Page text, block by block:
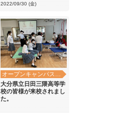
2022/09/30 (金)
オープンキャンパス・学校見学
大分県立日田三隈高等学
校の皆様が来校されまし
た。